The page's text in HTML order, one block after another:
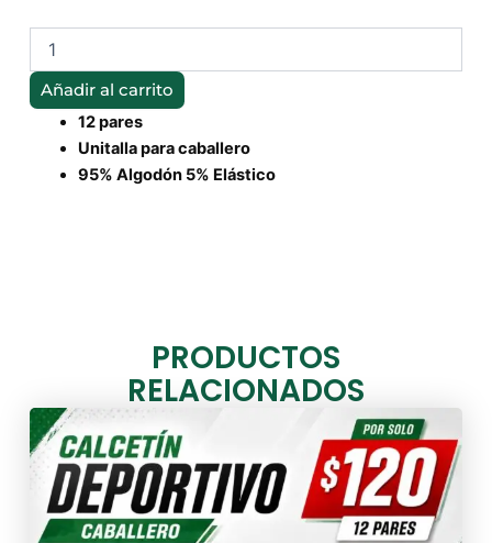
DEPORTIVO
CABALLERO
cantidad
Añadir al carrito
12 pares
Unitalla para caballero
95% Algodón 5% Elástico
PRODUCTOS
RELACIONADOS